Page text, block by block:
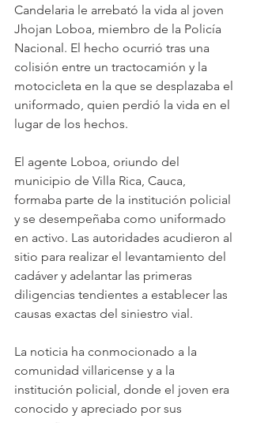
Candelaria le arrebató la vida al joven
Jhojan Loboa, miembro de la Policía
Nacional. El hecho ocurrió tras una
colisión entre un tractocamión y la
motocicleta en la que se desplazaba el
uniformado, quien perdió la vida en el
lugar de los hechos.
El agente Loboa, oriundo del
municipio de Villa Rica, Cauca,
formaba parte de la institución policial
y se desempeñaba como uniformado
en activo. Las autoridades acudieron al
sitio para realizar el levantamiento del
cadáver y adelantar las primeras
diligencias tendientes a establecer las
causas exactas del siniestro vial.
La noticia ha conmocionado a la
comunidad villaricense y a la
institución policial, donde el joven era
conocido y apreciado por sus